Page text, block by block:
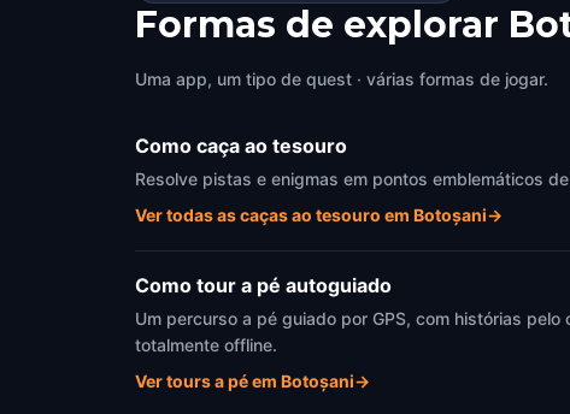
Formas de explorar
Uma app, um tipo de quest · várias formas de jogar.
Como caça ao tesouro
Resolve pistas e enigmas em pontos emblemáticos
Ver todas as caças ao tesouro em Botoșani→
Como tour a pé autoguiado
Um percurso a pé guiado por GPS, com histórias
totalmente offline.
Ver tours a pé em Botoșani→